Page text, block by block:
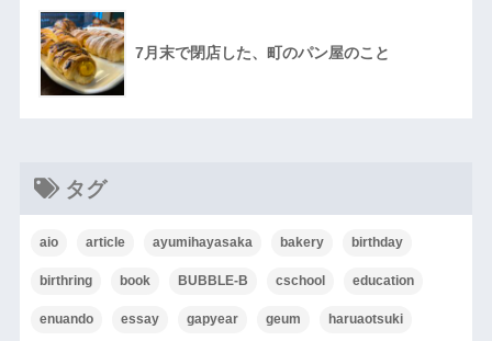
7月末で閉店した、町のパン屋のこと
タグ
aio article ayumihayasaka bakery birthday
birthring book BUBBLE-B cschool education
enuando essay gapyear geum haruaotsuki